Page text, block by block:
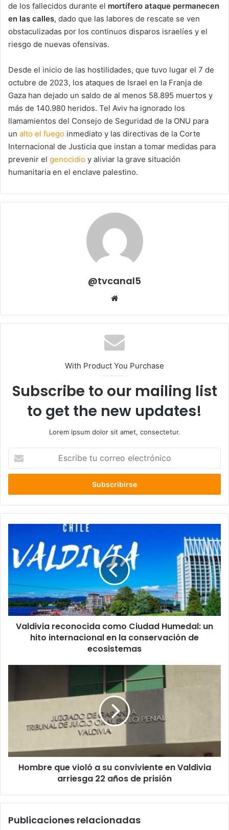
de los fallecidos durante el mortífero ataque permanecen
en las calles, dado que las labores de rescate se ven
obstaculizadas por los continuos disparos israelíes y el
riesgo de nuevas ofensivas.
Desde el inicio de las hostilidades, que tuvo lugar el 7 de
octubre de 2023, los ataques de Israel en la Franja de
Gaza han dejado un saldo de al menos 58.895 muertos y
más de 140.980 heridos. Tel Aviv ha ignorado los
llamamientos del Consejo de Seguridad de la ONU para
un alto el fuego inmediato y las directivas de la Corte
Internacional de Justicia que instan a tomar medidas para
prevenir el genocidio y aliviar la grave situación
humanitaria en el enclave palestino.
@tvcanal5
With Product You Purchase
Subscribe to our mailing list
to get the new updates!
Lorem ipsum dolor sit amet, consectetur.
correo
reconocida
como
Ciudad
Humedal:
un
hito
internacional
en
conservación
Valdivia reconocida como Ciudad Humedal: un
hito internacional en la conservación de
ecosistemas
a
conviviente
arriesga
Hombre que violó a su conviviente en Valdivia
arriesga 22 años de prisión
Publicaciones relacionadas